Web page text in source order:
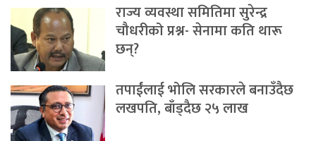
राज्य व्यवस्था समितिमा सुरेन्द्र
चौधरीको प्रश्न- सेनामा कति थारू
छन्?
तपाईंलाई भोलि सरकारले बनाउँदैछ
लखपति, बाँड्दैछ २५ लाख